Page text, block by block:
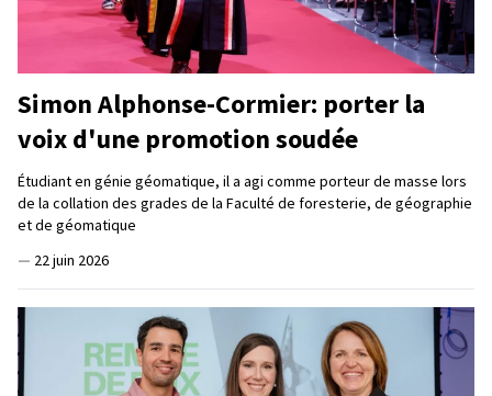
Simon Alphonse-Cormier: porter la
voix d'une promotion soudée
Étudiant en génie géomatique, il a agi comme porteur de masse lors
de la collation des grades de la Faculté de foresterie, de géographie
et de géomatique
— 22 juin 2026